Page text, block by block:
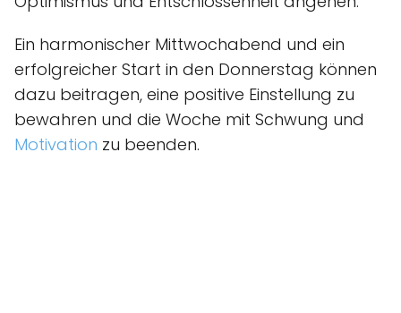
Ein harmonischer Mittwochabend und ein
erfolgreicher Start in den Donnerstag können
dazu beitragen, eine positive Einstellung zu
bewahren und die Woche mit Schwung und
Motivation zu beenden.